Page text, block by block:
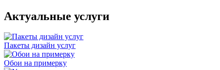
Актуальные услуги
Пакеты дизайн услуг
Обои на примерку